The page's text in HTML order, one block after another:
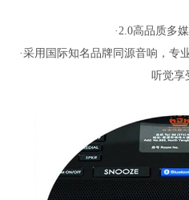
·2.0高品质多
·采用国际知名品牌同源音响，专
听觉享